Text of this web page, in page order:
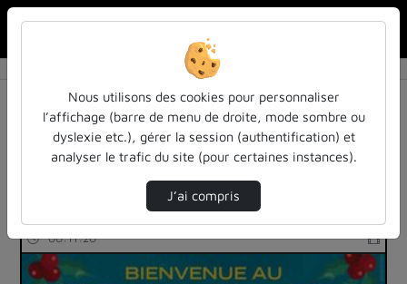
Résultats de la recherche
Filtres actifs (cliquer pour en retirer) :
education
pleiades
00:11:20
Nous utilisons des cookies pour personnaliser
l’affichage (barre de menu de droite, mode sombre ou
dyslexie etc.), gérer la session (authentification) et
analyser le trafic du site (pour certaines instances).
J’ai compris